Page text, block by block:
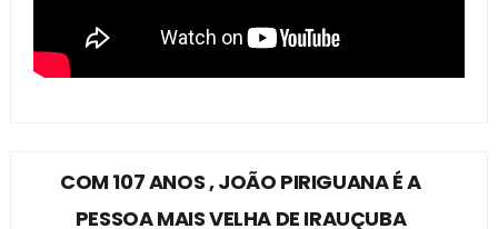
COM 107 ANOS , JOÃO PIRIGUANA É A
PESSOA MAIS VELHA DE IRAUÇUBA